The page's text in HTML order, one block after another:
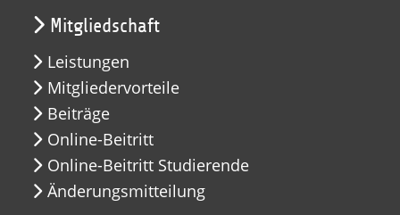
Mitgliedschaft
Leistungen
Mitgliedervorteile
Beiträge
Online-Beitritt
Online-Beitritt Studierende
Änderungsmitteilung